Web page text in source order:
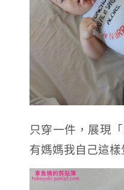
只穿一件，展現
有媽媽我自己這樣